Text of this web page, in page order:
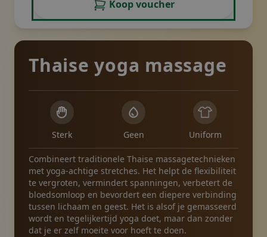
Koop voucher
Thaise yoga massage
Sterk Geen Uniform
Combineert traditionele Thaise massagetechnieken
met yoga-achtige stretches. Het helpt de flexibiliteit
te vergroten, vermindert spanningen, verbetert de
bloedsomloop en bevordert een diepere verbinding
tussen lichaam en geest. Het is alsof je gemasseerd
wordt en tegelijkertijd yoga doet, maar dan zonder
dat je er zelf moeite voor hoeft te doen.